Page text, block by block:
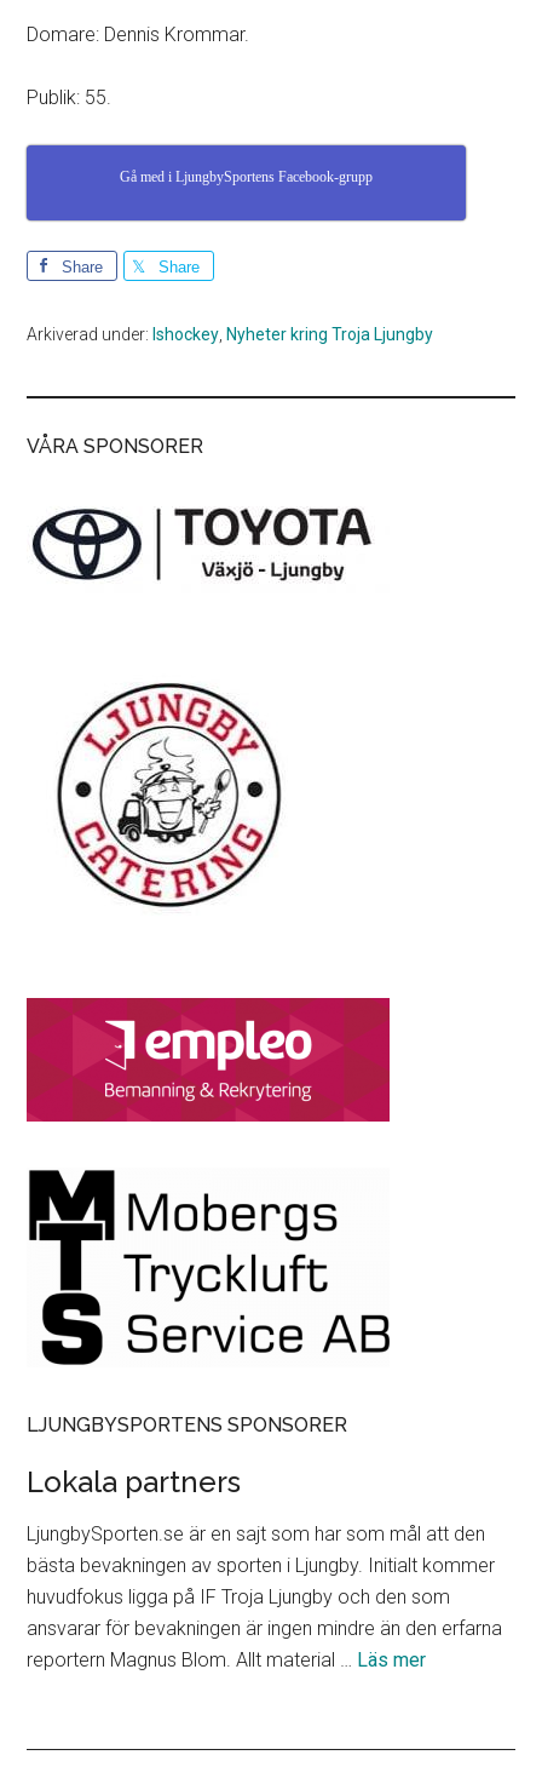
Domare: Dennis Krommar.
Publik: 55.
Gå med i LjungbySportens Facebook-grupp
Share Share
Arkiverad under: Ishockey Nyheter kring Troja Ljungby
VÅRA SPONSORER
LJUNGBYSPORTENS SPONSORER
Lokala partners
LjungbySporten.se är en sajt som har som mål att den
bästa bevakningen av sporten i Ljungby. Initialt kommer
huvudfokus ligga på IF Troja Ljungby och den som
ansvarar för bevakningen är ingen mindre än den erfarna
reportern Magnus Blom. Allt material … Läs merom